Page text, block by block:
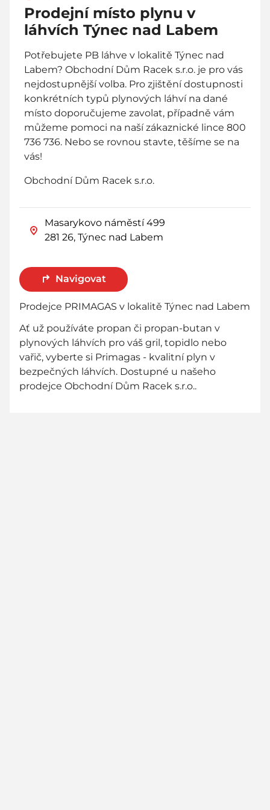
Prodejní místo plynu v
láhvích Týnec nad Labem
Potřebujete PB láhve v lokalitě Týnec nad
Labem? Obchodní Dům Racek s.r.o. je pro vás
nejdostupnější volba. Pro zjištění dostupnosti
konkrétních typů plynových láhví na dané
místo doporučujeme zavolat, případně vám
můžeme pomoci na naší zákaznické lince 800
736 736. Nebo se rovnou stavte, těšíme se na
vás!
Obchodní Dům Racek s.r.o.
Masarykovo náměstí 499
281 26, Týnec nad Labem
Navigovat
Prodejce PRIMAGAS v lokalitě Týnec nad Labem
Ať už používáte propan či propan-butan v
plynových láhvích pro váš gril, topidlo nebo
vařič, vyberte si Primagas - kvalitní plyn v
bezpečných láhvích. Dostupné u našeho
prodejce Obchodní Dům Racek s.r.o..